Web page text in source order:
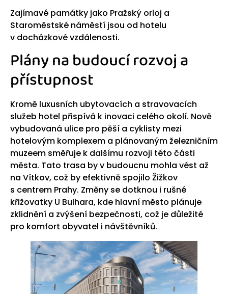
Zajímavé památky jako Pražský orloj a
Staroměstské náměstí jsou od hotelu
v docházkové vzdálenosti.
Plány na budoucí rozvoj a
přístupnost
Kromě luxusních ubytovacích a stravovacích
služeb hotel přispívá k inovaci celého okolí. Nově
vybudovaná ulice pro pěší a cyklisty mezi
hotelovým komplexem a plánovaným železničním
muzeem směřuje k dalšímu rozvoji této části
města. Tato trasa by v budoucnu mohla vést až
na Vítkov, což by efektivně spojilo Žižkov
s centrem Prahy. Změny se dotknou i rušné
křižovatky U Bulhara, kde hlavní město plánuje
zklidnění a zvýšení bezpečnosti, což je důležité
pro komfort obyvatel i návštěvníků.